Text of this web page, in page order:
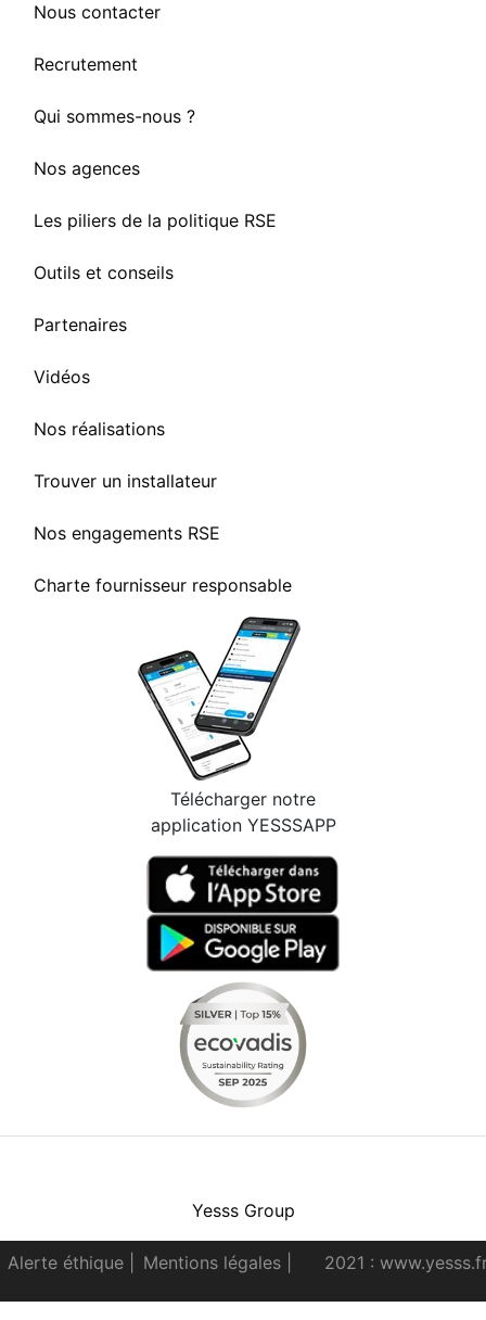
Nous contacter
Recrutement
Qui sommes-nous ?
Nos agences
Les piliers de la politique RSE
Outils et conseils
Partenaires
Vidéos
Nos réalisations
Trouver un installateur
Nos engagements RSE
Charte fournisseur responsable
Télécharger notre
application YESSSAPP
Yesss Group
Alerte éthique Mentions légales 2021 :